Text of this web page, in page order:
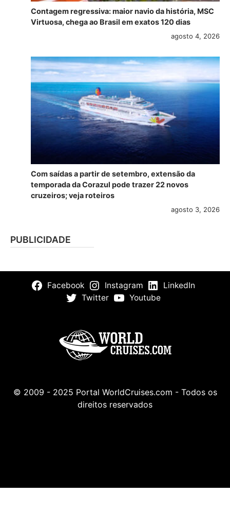
Contagem regressiva: maior navio da história, MSC
Virtuosa, chega ao Brasil em exatos 120 dias
agosto 4, 2026
Com saídas a partir de setembro, extensão da
temporada da Corazul pode trazer 22 novos
cruzeiros; veja roteiros
agosto 3, 2026
PUBLICIDADE
Facebook Instagram
LinkedIn
Twitter
Youtube
© 2009 - 2025 Portal WorldCruises.com - Todos os
direitos reservados